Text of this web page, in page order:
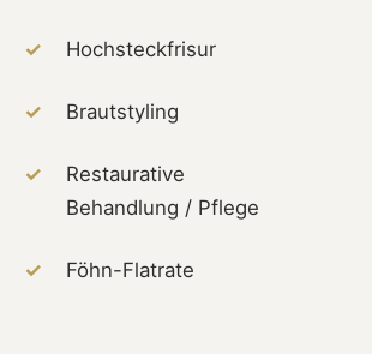
✓ Hochsteckfrisur
✓ Brautstyling
✓
Restaurative
Behandlung / Pflege
✓ Föhn-Flatrate